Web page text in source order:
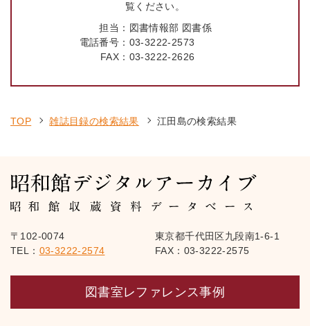
覧ください。
担当： 図書情報部 図書係
電話番号： 03-3222-2573
FAX： 03-3222-2626
TOP 雑誌目録の検索結果 江田島の検索結果
〒102-0074
東京都千代田区九段南1-6-1
TEL： 03-3222-2574 FAX：03-3222-2575
図書室レファレンス事例